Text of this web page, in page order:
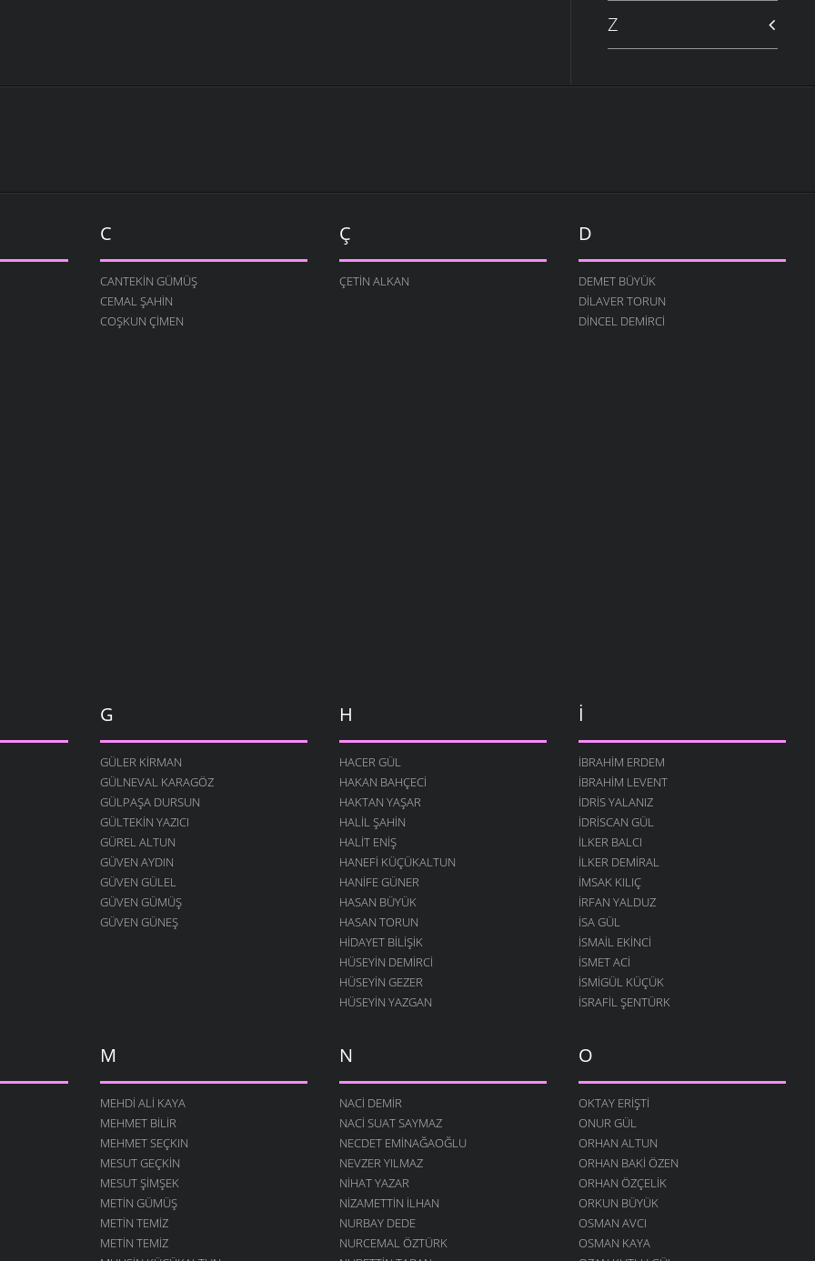
Z
C
CANTEKIN GÜMÜŞ
CEMAL ŞAHIN
COŞKUN ÇIMEN
Ç
ÇETIN ALKAN
D
DEMET BÜYÜK
DILAVER TORUN
DINCEL DEMIRCI
G
GÜLER KIRMAN
GÜLNEVAL KARAGÖZ
GÜLPAŞA DURSUN
GÜLTEKIN YAZICI
GÜREL ALTUN
GÜVEN AYDIN
GÜVEN GÜLEL
GÜVEN GÜMÜŞ
GÜVEN GÜNEŞ
H
HACER GÜL
HAKAN BAHÇECI
HAKTAN YAŞAR
HALIL ŞAHIN
HALIT ENIŞ
HANEFI KÜÇÜKALTUN
HANIFE GÜNER
HASAN BÜYÜK
HASAN TORUN
HIDAYET BILIŞIK
HÜSEYIN DEMIRCI
HÜSEYIN GEZER
HÜSEYIN YAZGAN
İ
İBRAHIM ERDEM
İBRAHIM LEVENT
İDRIS YALANIZ
IDRISCAN GÜL
İLKER BALCI
İLKER DEMIRAL
İMSAK KILIÇ
İRFAN YALDUZ
ISA GÜL
ISMAIL EKINCI
İSMET ACI
İSMIGÜL KÜÇÜK
İSRAFIL ŞENTÜRK
M
MEHDI ALI KAYA
MEHMET BILIR
MEHMET SEÇKIN
MESUT GEÇKIN
MESUT ŞIMŞEK
METIN GÜMÜŞ
METIN TEMIZ
METIN TEMIZ
N
NACI DEMIR
NACI SUAT SAYMAZ
NECDET EMINAĞAOĞLU
NEVZER YILMAZ
NIHAT YAZAR
NIZAMETTIN İLHAN
NURBAY DEDE
NURCEMAL ÖZTÜRK
O
OKTAY ERIŞTI
ONUR GÜL
ORHAN ALTUN
ORHAN BAKI ÖZEN
ORHAN ÖZÇELIK
ORKUN BÜYÜK
OSMAN AVCI
OSMAN KAYA